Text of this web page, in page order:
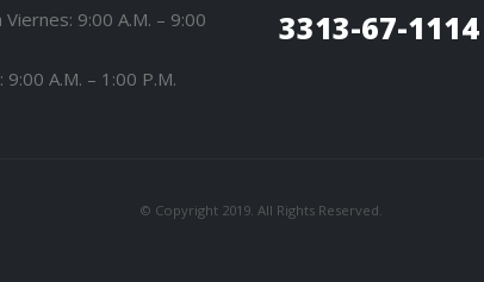
Viernes: 9:00 A.M. – 9:00
9:00 A.M. – 1:00 P.M.
3313-67-1114
© Copyright 2019. All Rights Reserved.